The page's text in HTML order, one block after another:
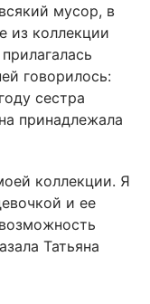
мусор, в
из коллекции
говорилось:
сестра
принадлежала
коллекции. Я
и ее
Татьяна